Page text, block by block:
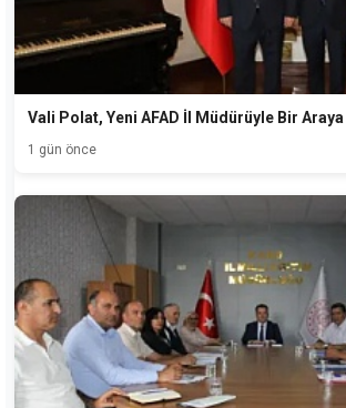
Vali Polat, Yeni AFAD İl Müdürüyle Bir
1 gün önce